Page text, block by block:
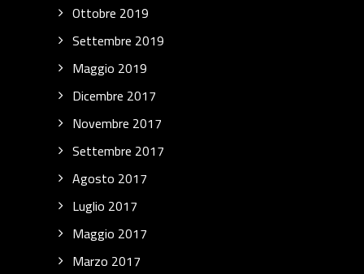
Ottobre 2019
Settembre 2019
Maggio 2019
Dicembre 2017
Novembre 2017
Settembre 2017
Agosto 2017
Luglio 2017
Maggio 2017
Marzo 2017